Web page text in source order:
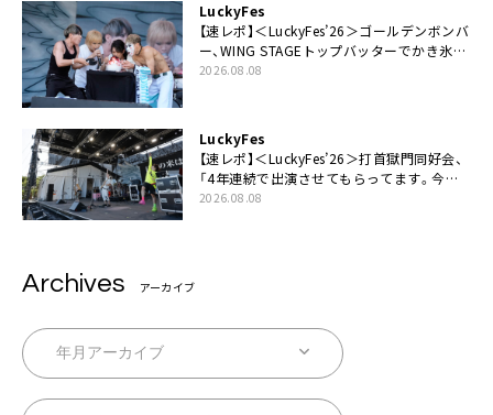
LuckyFes
【速レポ】＜LuckyFes’26＞ゴールデンボンバ
ー、WING STAGEトップバッターでかき氷爆
食いや瓦割り「みなさん完璧です！」
2026.08.08
LuckyFes
【速レポ】＜LuckyFes’26＞打首獄門同好会、
「4年連続で出演させてもらってます。今日
もとびっきり暑いですね」
2026.08.08
Archives アーカイブ